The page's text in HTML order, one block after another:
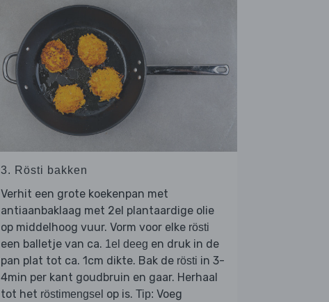
3. Rösti bakken
Verhit een grote koekenpan met
antiaanbaklaag met 2el plantaardige olie
op middelhoog vuur. Vorm voor elke rösti
een balletje van ca. 1el deeg en druk in de
pan plat tot ca. 1cm dikte. Bak de rösti in 3-
4min per kant goudbruin en gaar. Herhaal
tot het röstimengsel op is. Tip: Voeg